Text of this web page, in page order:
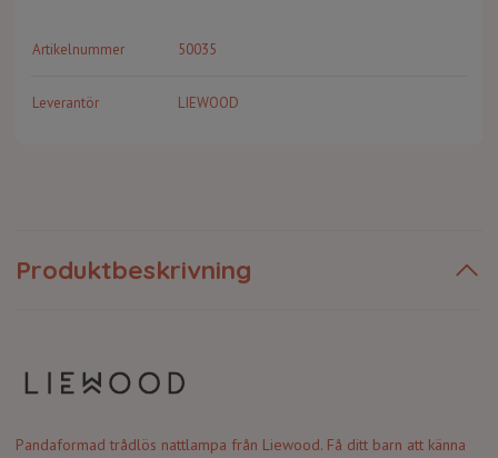
Artikelnummer 50035
Leverantör LIEWOOD
Produktbeskrivning
Pandaformad trådlös nattlampa från Liewood. Få ditt barn att känna